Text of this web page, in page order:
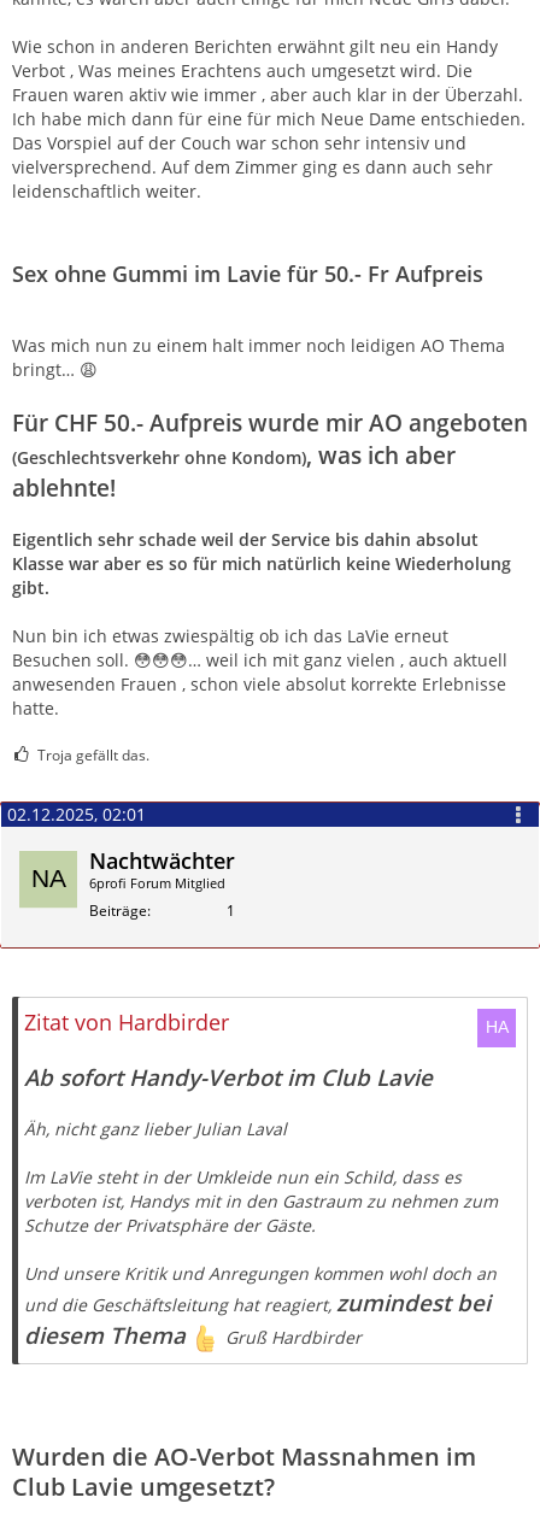
Wie schon in anderen Berichten erwähnt gilt neu ein Handy
Verbot , Was meines Erachtens auch umgesetzt wird. Die
Frauen waren aktiv wie immer , aber auch klar in der Überzahl.
Ich habe mich dann für eine für mich Neue Dame entschieden.
Das Vorspiel auf der Couch war schon sehr intensiv und
vielversprechend. Auf dem Zimmer ging es dann auch sehr
leidenschaftlich weiter.
Sex ohne Gummi im Lavie für 50.- Fr Aufpreis
Was mich nun zu einem halt immer noch leidigen AO Thema
bringt… 😩
Für CHF 50.- Aufpreis wurde mir AO angeboten
(Geschlechtsverkehr ohne Kondom), was ich aber
ablehnte!
Eigentlich sehr schade weil der Service bis dahin absolut
Klasse war aber es so für mich natürlich keine Wiederholung
gibt.
Nun bin ich etwas zwiespältig ob ich das LaVie erneut
Besuchen soll. 😳😳😳… weil ich mit ganz vielen , auch aktuell
anwesenden Frauen , schon viele absolut korrekte Erlebnisse
hatte.
Troja gefällt das.
02.12.2025, 02:01
Nachtwächter
6profi Forum Mitglied
Beiträge 1
Zitat von Hardbirder
Ab sofort Handy-Verbot im Club Lavie
Äh, nicht ganz lieber Julian Laval
Im LaVie steht in der Umkleide nun ein Schild, dass es
verboten ist, Handys mit in den Gastraum zu nehmen zum
Schutze der Privatsphäre der Gäste.
Und unsere Kritik und Anregungen kommen wohl doch an
und die Geschäftsleitung hat reagiert, zumindest bei
diesem Thema
Gruß Hardbirder
Wurden die AO-Verbot Massnahmen im
Club Lavie umgesetzt?
Zitieren